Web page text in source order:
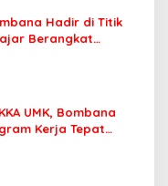
Hadir di Titik
Berangkat
UMK, Bombana
Kerja Tepat